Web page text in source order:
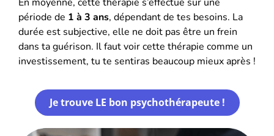
période de 1 à 3 ans, dépendant de tes besoins. La
durée est subjective, elle ne doit pas être un frein
dans ta guérison. Il faut voir cette thérapie comme un
investissement, tu te sentiras beaucoup mieux après !
Je trouve LE bon psychothérapeute !